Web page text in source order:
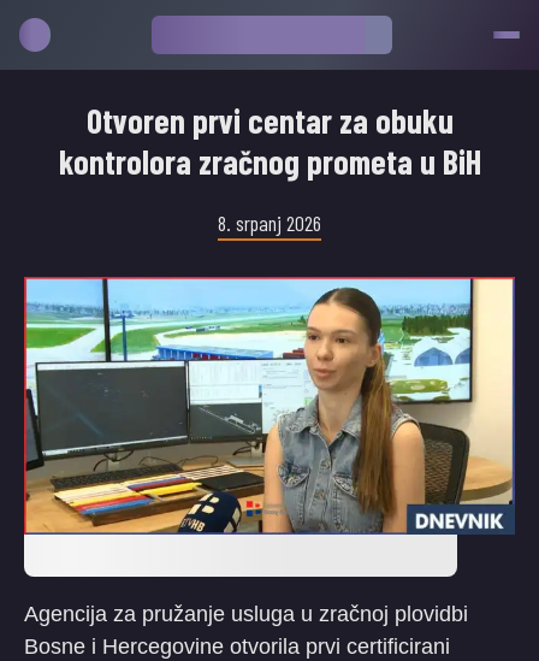
Otvoren prvi centar za obuku
kontrolora zračnog prometa u BiH
8. srpanj 2026
Agencija za pružanje usluga u zračnoj plovidbi
Bosne i Hercegovine otvorila prvi certificirani